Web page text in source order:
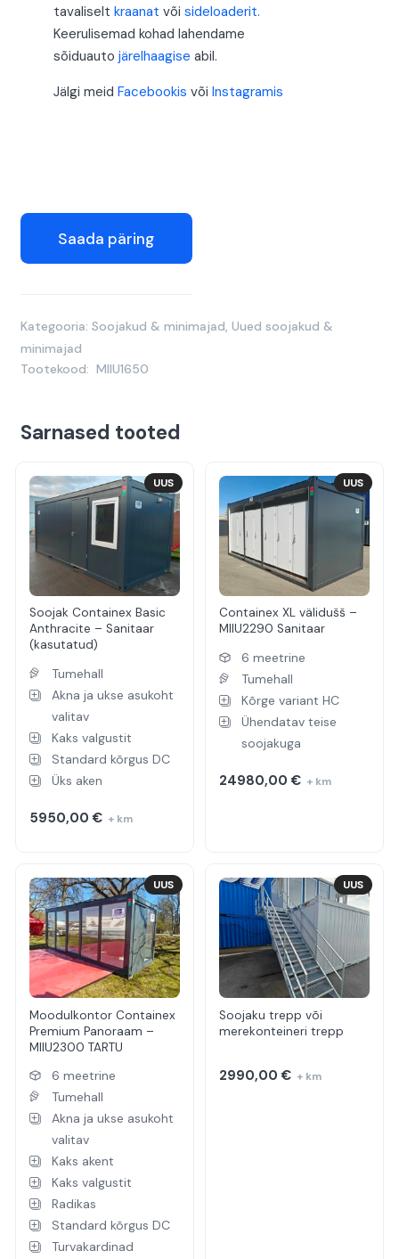
tavaliselt kraanat või sideloaderit.
Keerulisemad kohad lahendame
sõiduauto järelhaagise abil.
Jälgi meid Facebookis või Instagramis
Saada päring
Kategooria: Soojakud & minimajad, Uued soojakud &
minimajad
Tootekood: MIIU1650
Sarnased tooted
Soojak Containex Basic
Anthracite – Sanitaar
(kasutatud)
Tumehall
Akna ja ukse asukoht
valitav
Kaks valgustit
Standard kõrgus DC
Üks aken
5950,00€ + km
UUS
Containex XL välidušš –
MIIU2290 Sanitaar
6 meetrine
Tumehall
Kõrge variant HC
Ühendatav teise
soojakuga
24980,00€ + km
UUS
Moodulkontor Containex
Premium Panoraam –
MIIU2300 TARTU
6 meetrine
Tumehall
Akna ja ukse asukoht
valitav
Kaks akent
Kaks valgustit
Radikas
Standard kõrgus DC
Turvakardinad
UUS
Soojaku trepp või
merekonteineri trepp
2990,00€ + km
UUS